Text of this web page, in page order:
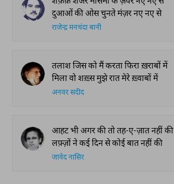
दुआओं की ओस चुनते मंज़र नए नए से
राजेन्द्र मनचंदा बानी
तलाश जिस को मैं करता फिरा ख़राबों में
मिला वो शख़्स मुझे रात मेरे ख़्वाबों में
अनवर सदीद
आहट भी अगर की तो तह-ए-ज़ात नहीं की
लफ़्ज़ों ने कई दिन से कोई बात नहीं की
जावेद नासिर